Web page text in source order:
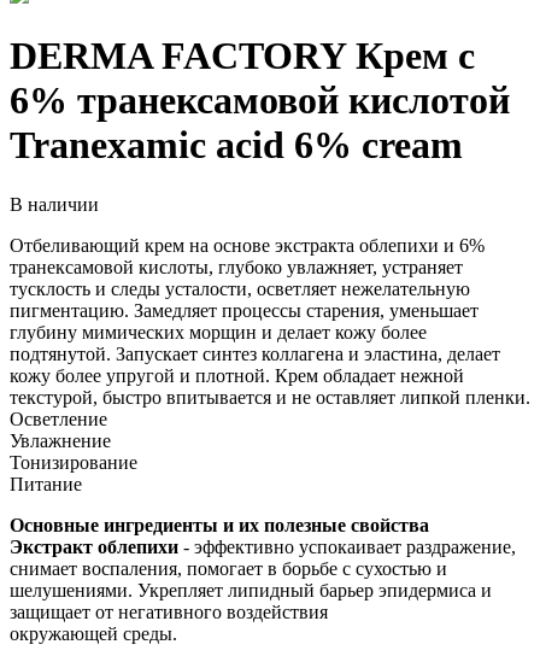
DERMA FACTORY Крем с
6% транексамовой кислотой
Tranexamic acid 6% cream
В наличии
Отбеливающий крем на основе экстракта облепихи и 6%
транексамовой кислоты, глубоко увлажняет, устраняет
тусклость и следы усталости, осветляет нежелательную
пигментацию. Замедляет процессы старения, уменьшает
глубину мимических морщин и делает кожу более
подтянутой. Запускает синтез коллагена и эластина, делает
кожу более упругой и плотной. Крем обладает нежной
текстурой, быстро впитывается и не оставляет липкой пленки.
Осветление
Увлажнение
Тонизирование
Питание
Основные ингредиенты и их полезные свойства
Экстракт облепихи - эффективно успокаивает раздражение,
снимает воспаления, помогает в борьбе с сухостью и
шелушениями. Укрепляет липидный барьер эпидермиса и
защищает от негативного воздействия
окружающей среды.